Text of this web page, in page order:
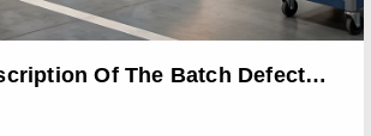
Of The Batch Defect